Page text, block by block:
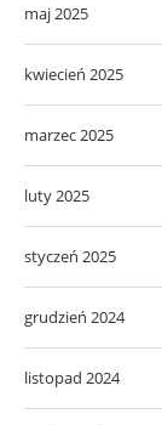
maj 2025
kwiecień 2025
marzec 2025
luty 2025
styczeń 2025
grudzień 2024
listopad 2024